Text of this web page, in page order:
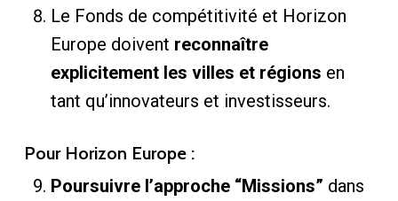
Le Fonds de compétitivité et Horizon
Europe doivent reconnaître
explicitement les villes et régions en
tant qu’innovateurs et investisseurs.
Pour Horizon Europe :
Poursuivre l’approche “Missions” dans